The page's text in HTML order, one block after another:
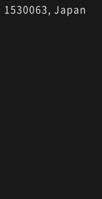
1530063, Japan